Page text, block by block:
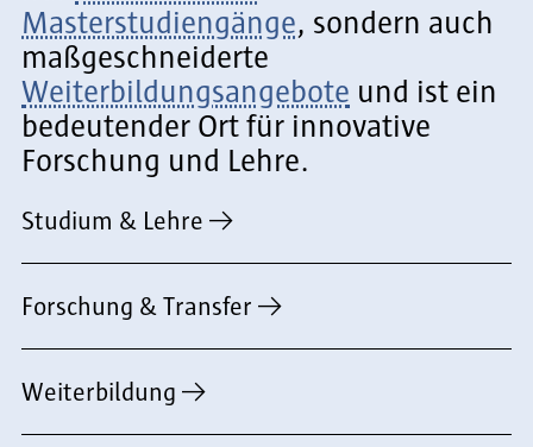
Masterstudiengänge, sondern auch
maßgeschneiderte
Weiterbildungsangebote und ist ein
bedeutender Ort für innovative
Forschung und Lehre.
Studium & Lehre
Forschung & Transfer
Weiterbildung